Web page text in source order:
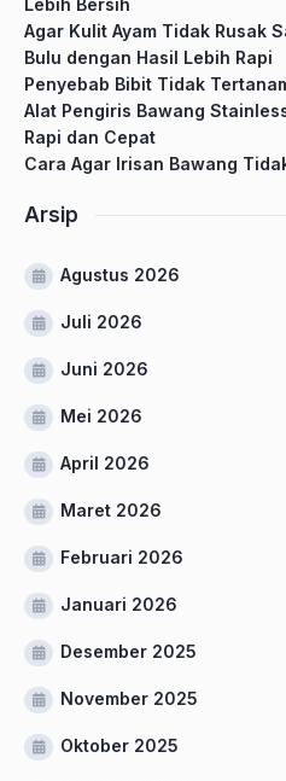
Lebih Bersih
Agar Kulit Ayam Tidak Rusak
Bulu dengan Hasil Lebih Rapi
Penyebab Bibit Tidak
Alat Pengiris Bawang
Rapi dan Cepat
Cara Agar Irisan Bawang
Arsip
Agustus 2026
Juli 2026
Juni 2026
Mei 2026
April 2026
Maret 2026
Februari 2026
Januari 2026
Desember 2025
November 2025
Oktober 2025